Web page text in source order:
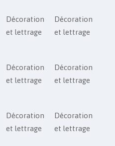
Décoration
et lettrage
Décoration
et lettrage
Décoration
et lettrage
Décoration
et lettrage
Décoration
et lettrage
Décoration
et lettrage